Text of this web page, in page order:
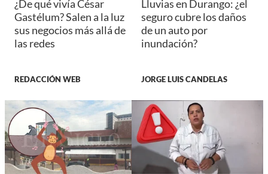
¿De qué vivía César
Gastélum? Salen a la luz
sus negocios más allá de
las redes
REDACCIÓN WEB
Lluvias en Durango: ¿el
seguro cubre los daños
de un auto por
inundación?
JORGE LUIS CANDELAS